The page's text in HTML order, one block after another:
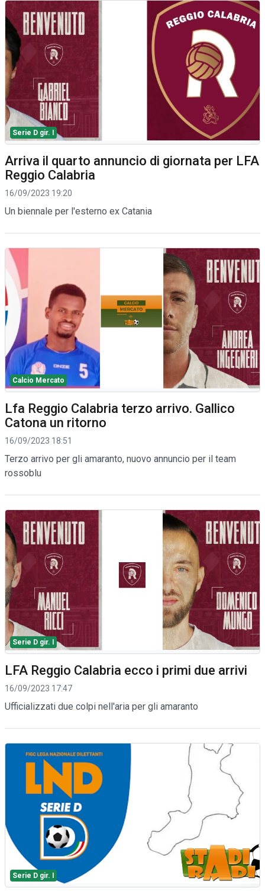
Serie D gir. I
Arriva il quarto annuncio di giornata per LFA
Reggio Calabria
16/09/2023 19:20
Un biennale per l'esterno ex Catania
Calcio Mercato
Lfa Reggio Calabria terzo arrivo. Gallico
Catona un ritorno
16/09/2023 18:51
Terzo arrivo per gli amaranto, nuovo annuncio per il team
rossoblu
Serie D gir. I
LFA Reggio Calabria ecco i primi due arrivi
16/09/2023 17:47
Ufficializzati due colpi nell'aria per gli amaranto
Serie D gir. I